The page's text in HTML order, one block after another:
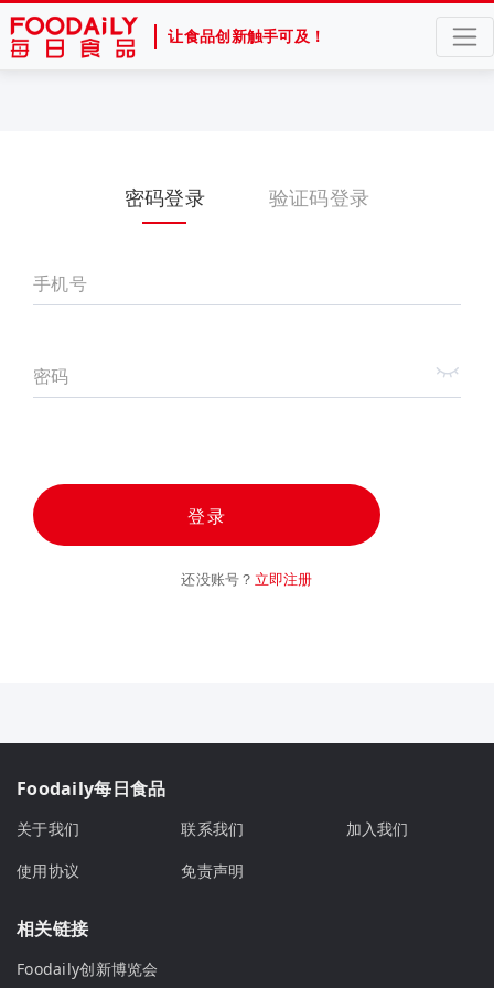
让食品创新触手可及！
密码登录 验证码登录
手机号
密码
登录
还没账号？ 立即注册
Foodaily每日食品
关于我们 联系我们
加入我们
使用协议
免责声明
相关链接
Foodaily创新博览会